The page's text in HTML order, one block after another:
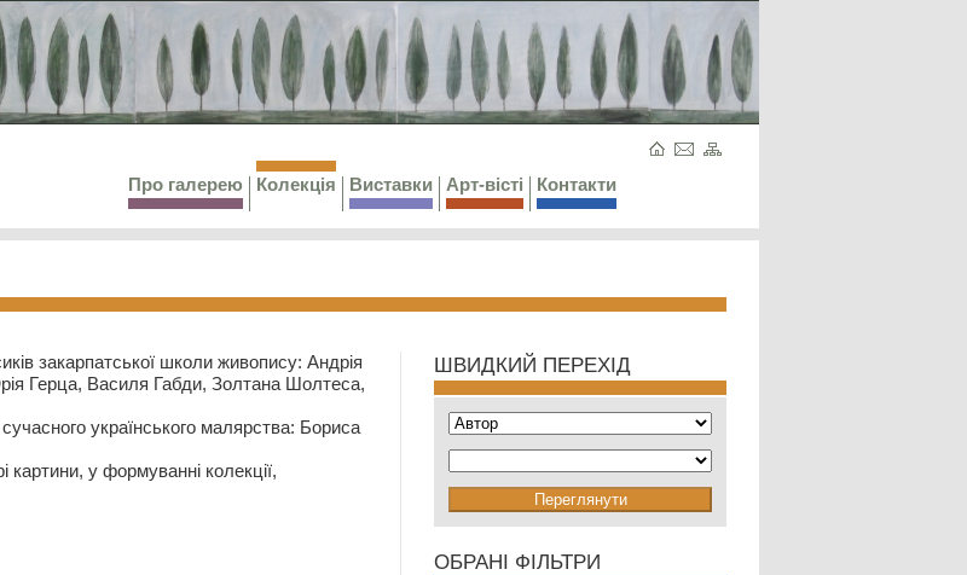
Про галерею Колекція Виставки Арт-вісті Контакти
закарпатської школи живопису: Андрія
Герца, Василя Габди, Золтана Шолтеса,
українського малярства: Бориса
у формуванні колекції,
ШВИДКИЙ ПЕРЕХІД
ОБРАНІ ФІЛЬТРИ